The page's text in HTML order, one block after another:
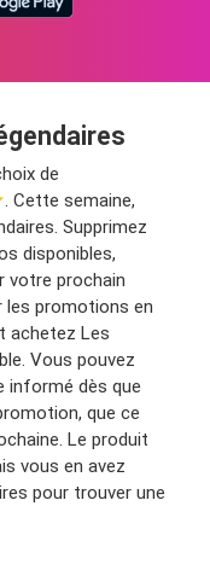
de
Cette semaine,
Supprimez
disponibles,
votre prochain
les promotions en
achetez Les
Vous pouvez
informé dès que
que ce
Le produit
vous en avez
pour trouver une